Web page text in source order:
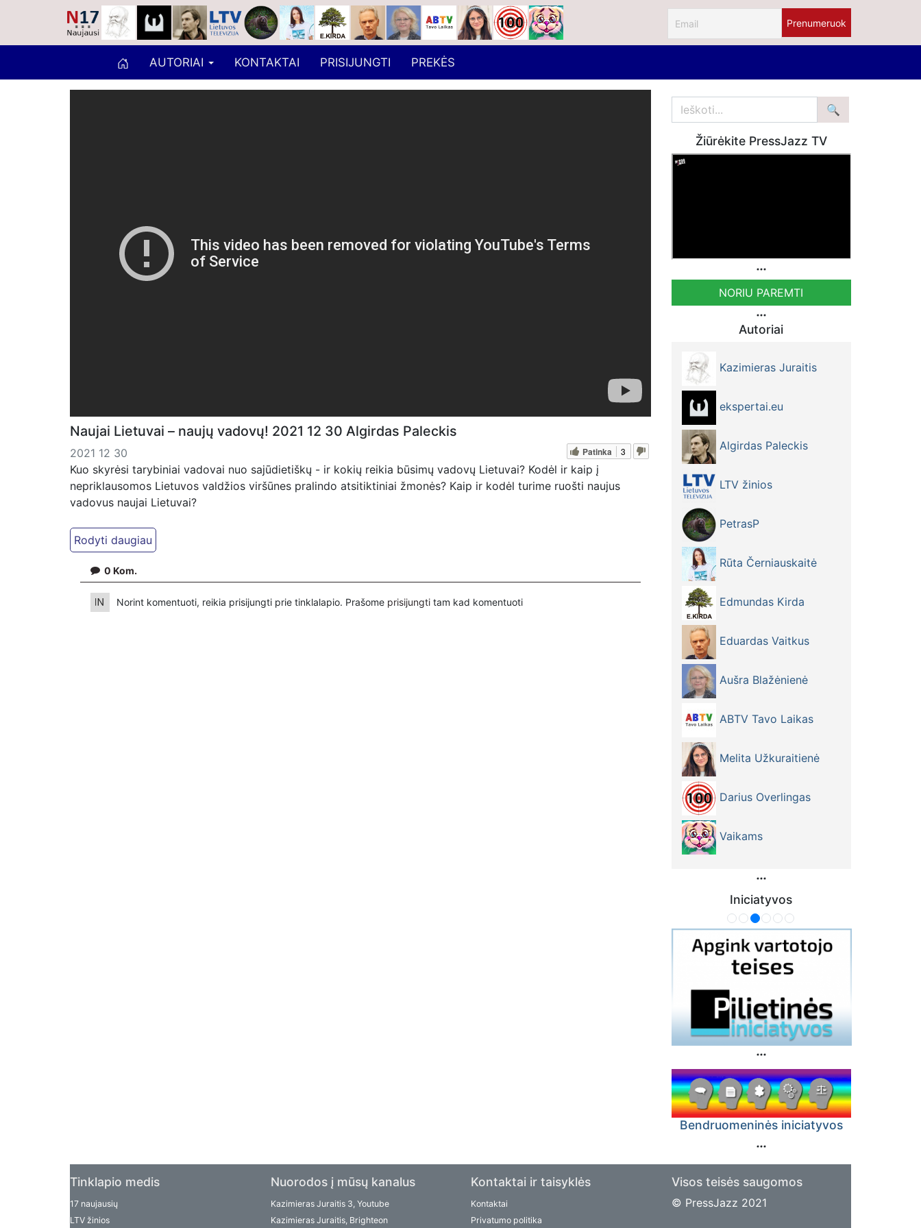
AUTORIAI KONTAKTAI PRISIJUNGTI PREKĖS
Naujai Lietuvai – naujų vadovų! 2021 12 30 Algirdas Paleckis
2021 12 30 Patinka 3
Kuo skyrėsi tarybiniai vadovai nuo sajūdietiškų - ir kokių reikia būsimų vadovų Lietuvai? Kodėl ir kaip į
nepriklausomos Lietuvos valdžios viršūnes pralindo atsitiktiniai žmonės? Kaip ir kodėl turime ruošti naujus
vadovus naujai Lietuvai?
Jei manote, kad mūsų darbas Jums reikalingas, kviečiame paremti: Patreon platformoje
patreon.com/KazimierasJuraitis; Tiesiogiai pervedant per PayPal paypal.me/PressJazzTV; Bankiniu pavedimu -
0 Kom.
Norint komentuoti, reikia prisijungti prie tinklalapio. Prašome prisijungti tam kad komentuoti
Žiūrėkite PressJazz TV
NORIU PAREMTI
Autoriai
Kazimieras Juraitis
ekspertai.eu
Algirdas Paleckis
LTV žinios
PetrasP
Rūta Černiauskaitė
Edmundas Kirda
Eduardas Vaitkus
Aušra Blažėnienė
ABTV Tavo Laikas
Melita Užkuraitienė
Darius Overlingas
Vaikams
Iniciatyvos
Bendruomeninės iniciatyvos
Tinklapio medis
17 naujausių
LTV žinios
Nuorodos į mūsų kanalus
Kazimieras Juraitis 3, Youtube
Kazimieras Juraitis, Brighteon
Kontaktai ir taisyklės
Kontaktai
Privatumo politika
Visos teisės saugomos
© PressJazz 2021